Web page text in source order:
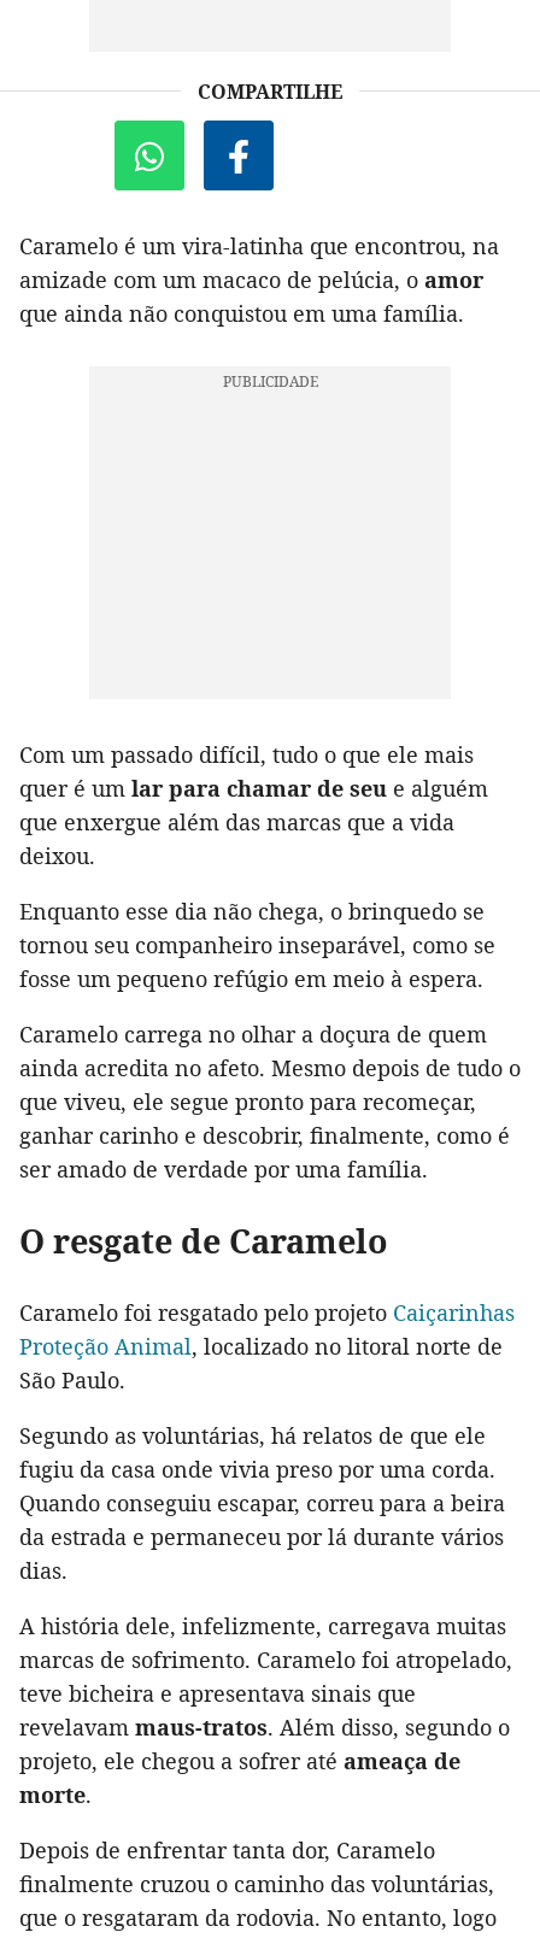
COMPARTILHE
Caramelo é um vira-latinha que encontrou, na
amizade com um macaco de pelúcia, o amor
que ainda não conquistou em uma família.
Com um passado difícil, tudo o que ele mais
quer é um lar para chamar de seu e alguém
que enxergue além das marcas que a vida
deixou.
Enquanto esse dia não chega, o brinquedo se
tornou seu companheiro inseparável, como se
fosse um pequeno refúgio em meio à espera.
Caramelo carrega no olhar a doçura de quem
ainda acredita no afeto. Mesmo depois de tudo o
que viveu, ele segue pronto para recomeçar,
ganhar carinho e descobrir, finalmente, como é
ser amado de verdade por uma família.
O resgate de Caramelo
Caramelo foi resgatado pelo projeto Caiçarinhas
Proteção Animal, localizado no litoral norte de
São Paulo.
Segundo as voluntárias, há relatos de que ele
fugiu da casa onde vivia preso por uma corda.
Quando conseguiu escapar, correu para a beira
da estrada e permaneceu por lá durante vários
dias.
A história dele, infelizmente, carregava muitas
marcas de sofrimento. Caramelo foi atropelado,
teve bicheira e apresentava sinais que
revelavam maus-tratos. Além disso, segundo o
projeto, ele chegou a sofrer até ameaça de
morte.
Depois de enfrentar tanta dor, Caramelo
finalmente cruzou o caminho das voluntárias,
que o resgataram da rodovia. No entanto, logo